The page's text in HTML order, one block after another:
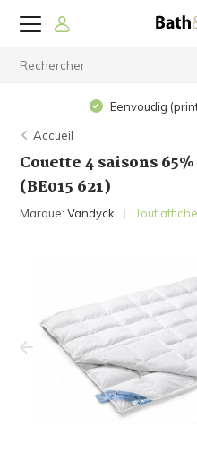
Eenvoudig
Accueil
Couette 4 saisons
(BE015 621)
Marque:Vandyck Tout